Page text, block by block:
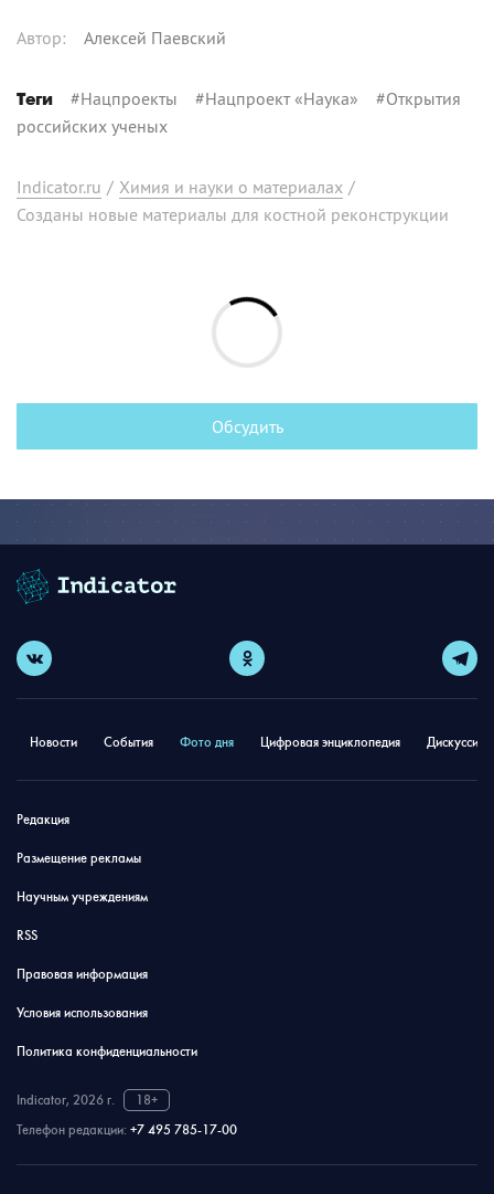
Автор: Алексей Паевский
Теги #Нацпроекты #Нацпроект «Наука» #Открытия
российских ученых
Indicator.ru / Химия и науки о материалах /
Созданы новые материалы для костной реконструкции
Обсудить
Новости События Фото дня Цифровая энциклопедия
Редакция
Размещение рекламы
Научным учреждениям
RSS
Правовая информация
Условия использования
Политика конфиденциальности
Indicator, 2026 г.
18+
Телефон редакции: +7 495 785-17-00